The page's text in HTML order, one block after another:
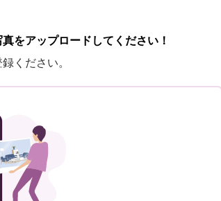
をアップロードしてください！
ください。